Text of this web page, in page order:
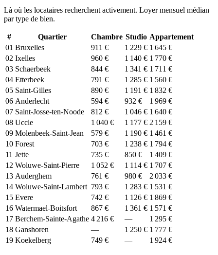
Là où les locataires recherchent activement. Loyer mensuel médian
par type de bien.
# Quartier Chambre Studio Appartement
01 Bruxelles 911 € 1 229 € 1 645 €
02 Ixelles 960 € 1 140 € 1 770 €
03 Schaerbeek 844 € 1 341 € 1 711 €
04 Etterbeek 791 € 1 285 € 1 560 €
05 Saint-Gilles 890 € 1 191 € 1 832 €
06 Anderlecht 594 € 932 €
1 969 €
07 Saint-Josse-ten-Noode 812 € 1 046 € 1 640 €
08 Uccle 1 040 € 1 177 € 2 159 €
09 Molenbeek-Saint-Jean 579 € 1 190 € 1 461 €
10 Forest 703 € 1 238 € 1 794 €
11 Jette 735 € 850 €
1 409 €
12 Woluwe-Saint-Pierre 1 052 € 1 114 € 1 707 €
13 Auderghem 761 € 980 €
2 033 €
14 Woluwe-Saint-Lambert 793 € 1 283 € 1 531 €
15 Evere 742 € 1 126 € 1 869 €
16 Watermael-Boitsfort 867 € 1 361 € 1 571 €
17 Berchem-Sainte-Agathe 4 216 € —
1 295 €
18 Ganshoren — 1 250 € 1 777 €
19 Koekelberg 749 € — 1 924 €